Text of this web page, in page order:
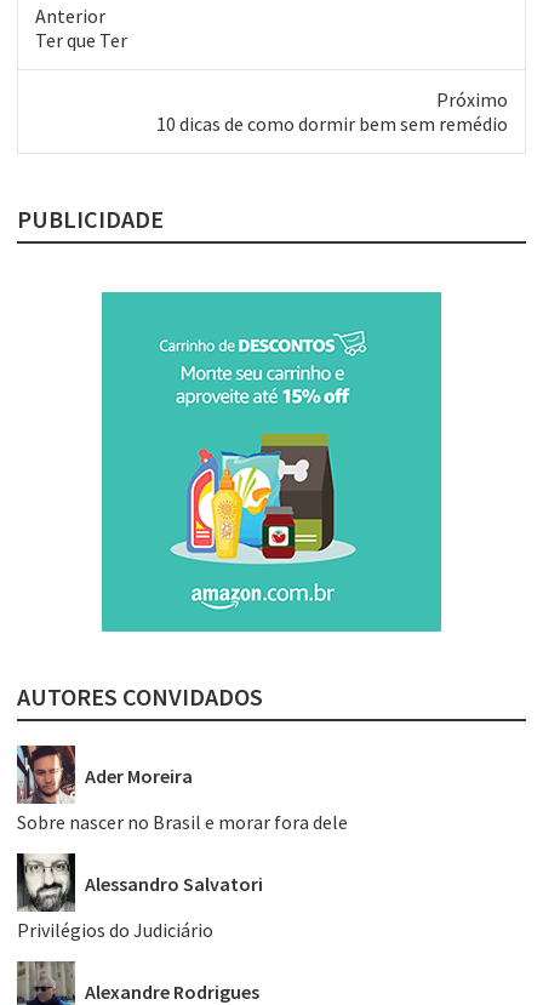
Anterior
Post
anterior:
Ter que Ter
Próximo
post:
10 dicas de como dormir bem sem remédio
PUBLICIDADE
AUTORES CONVIDADOS
Ader Moreira
Sobre nascer no Brasil e morar fora dele
Alessandro Salvatori
Privilégios do Judiciário
Alexandre Rodrigues